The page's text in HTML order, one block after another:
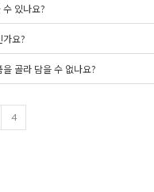
있나요?
요?
골라 담을 수 없나요?
4